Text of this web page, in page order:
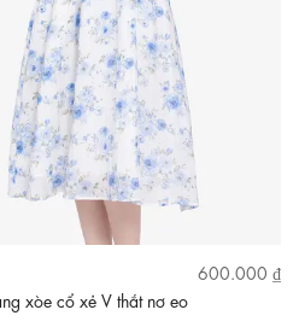
600.000 ₫
xòe cổ xẻ V thắt nơ eo